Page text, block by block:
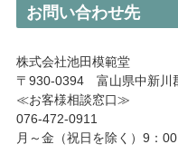
お問い合わせ先
株式会社池田模範堂
〒930-0394 富山県中新川
≪お客様相談窓口≫
076-472-0911
月～金（祝日を除く）9：